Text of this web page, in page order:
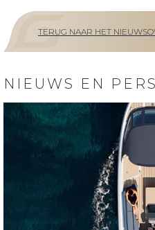
TERUG NAAR HET
NIEUWS EN